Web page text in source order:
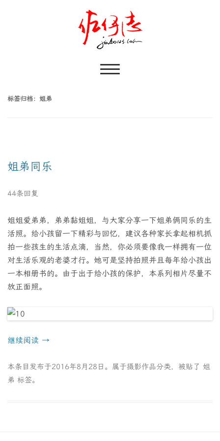
标签归档： 姐弟
姐弟同乐
44条回复
姐姐爱弟弟，弟弟黏姐姐，与大家分享一下姐弟俩同乐的生
活照。给小孩留一下精彩与回忆，建议各种家长拿起相机抓
拍一些孩生的生活点滴，当然，你必须要像我一样拥有一位
对生活乐观的老婆才行。她可是坚持拍照并且每年给小孩出
一本相册书的。由于出于给小孩的保护，本系列相片尽量不
放正面照。
继续阅读 →
本条目发布于2016年8月28日 。属于摄影作品分类，被贴了 姐
弟 标签。